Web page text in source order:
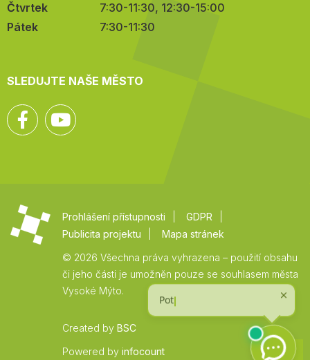
Čtvrtek
7:30-11:30, 12:30-15:00
Pátek
7:30-11:30
SLEDUJTE NAŠE MĚSTO
Facebook
Prohlášení přístupnosti
GDPR
Publicita projektu
Mapa stránek
© 2026 Všechna práva vyhrazena – použití obsahu
či jeho části je umožněn pouze se souhlasem města
Vysoké Mýto.
Created by BSC
Powered by infocount
Zpět